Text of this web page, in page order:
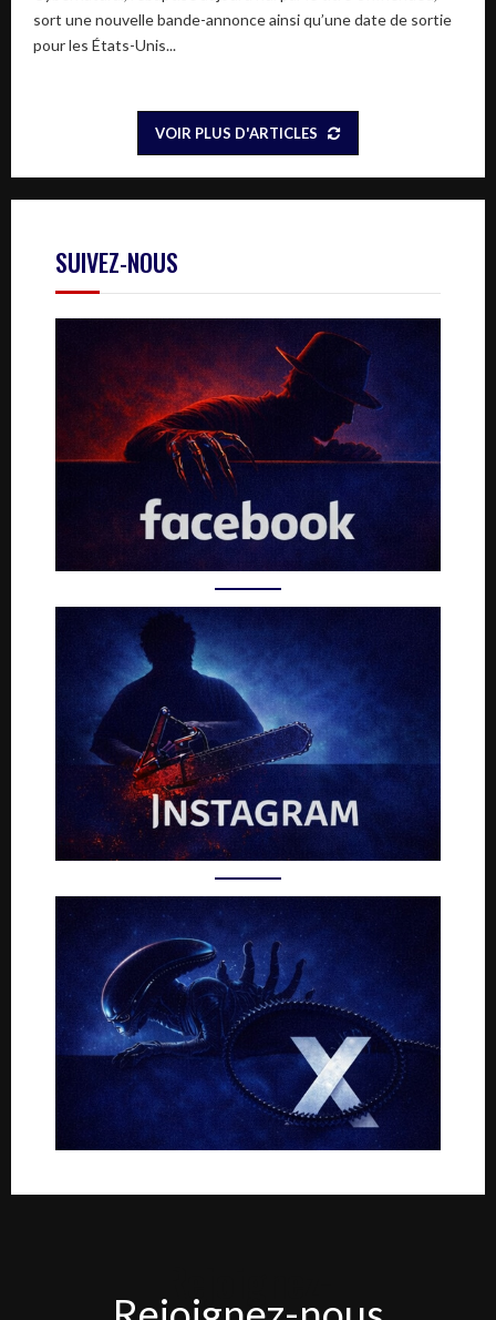
sort une nouvelle bande-annonce ainsi qu’une date de sortie
pour les États-Unis...
VOIR PLUS D'ARTICLES
SUIVEZ-NOUS